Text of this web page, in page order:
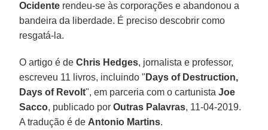
Ocidente rendeu-se às corporações e abandonou a
bandeira da liberdade. É preciso descobrir como
resgatá-la.
O artigo é deChris Hedges, jornalista e professor,
escreveu 11 livros, incluindo " Days of Destruction,
Days of Revolt", em parceria com o cartunistaJoe
Sacco, publicado porOutras Palavras, 11-04-2019.
A tradução é de Antonio Martins.